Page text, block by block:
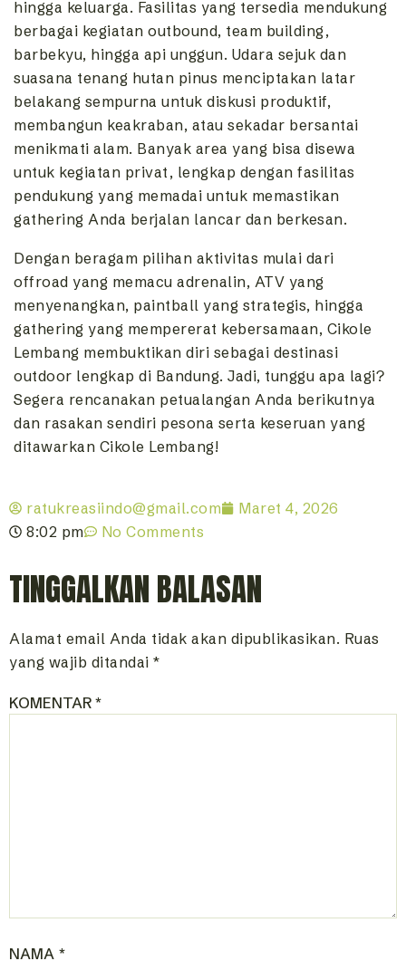
hingga keluarga. Fasilitas yang tersedia mendukung
berbagai kegiatan outbound, team building,
barbekyu, hingga api unggun. Udara sejuk dan
suasana tenang hutan pinus menciptakan latar
belakang sempurna untuk diskusi produktif,
membangun keakraban, atau sekadar bersantai
menikmati alam. Banyak area yang bisa disewa
untuk kegiatan privat, lengkap dengan fasilitas
pendukung yang memadai untuk memastikan
gathering Anda berjalan lancar dan berkesan.
Dengan beragam pilihan aktivitas mulai dari
offroad yang memacu adrenalin, ATV yang
menyenangkan, paintball yang strategis, hingga
gathering yang mempererat kebersamaan, Cikole
Lembang membuktikan diri sebagai destinasi
outdoor lengkap di Bandung. Jadi, tunggu apa lagi?
Segera rencanakan petualangan Anda berikutnya
dan rasakan sendiri pesona serta keseruan yang
ditawarkan Cikole Lembang!
ratukreasiindo@gmail.com
Maret 4, 2026
8:02 pm
No Comments
TINGGALKAN BALASAN
Alamat email Anda tidak akan dipublikasikan. Ruas
yang wajib ditandai *
KOMENTAR*
NAMA *